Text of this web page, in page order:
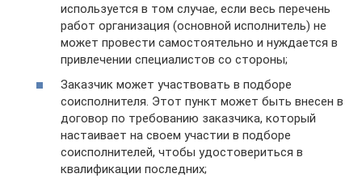
используется в том случае, если весь перечень
работ организация (основной исполнитель) не
может провести самостоятельно и нуждается в
привлечении специалистов со стороны;
Заказчик может участвовать в подборе
соисполнителя. Этот пункт может быть внесен в
договор по требованию заказчика, который
настаивает на своем участии в подборе
соисполнителей, чтобы удостовериться в
квалификации последних;